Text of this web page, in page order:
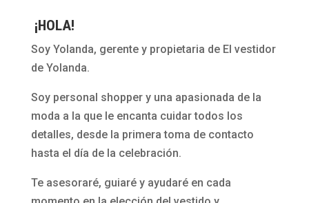
¡HOLA!
Soy Yolanda, gerente y propietaria de El vestidor
de Yolanda.
Soy personal shopper y una apasionada de la
moda a la que le encanta cuidar todos los
detalles, desde la primera toma de contacto
hasta el día de la celebración.
Te asesoraré, guiaré y ayudaré en cada